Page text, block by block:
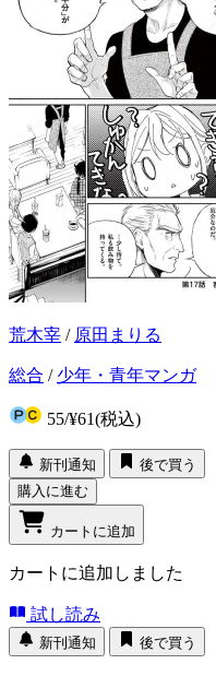
荒木宰 / 原田まりる
総合 / 少年・青年マンガ
55/¥61(税込)
新刊通知
後で買う
購入に進む
カートに追加
カートに追加しました
試し読み
新刊通知 後で買う